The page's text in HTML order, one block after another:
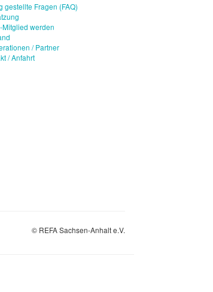
gestellte Fragen (FAQ)
Mitglied werden
/ Partner
/ Anfahrt
© REFA Sachsen-Anhalt e.V.